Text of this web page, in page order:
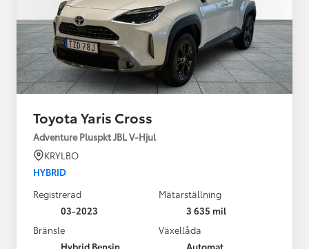
Toyota Yaris Cross
Adventure Pluspkt JBL V-Hjul
KRYLBO
HYBRID
Registrerad
03-2023
Mätarställning
3 635 mil
Bränsle
Hybrid Bensin
Växellåda
Automat